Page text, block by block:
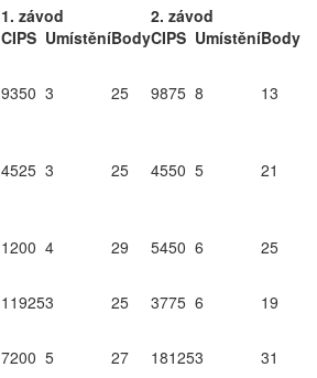
1. závod
2. závod
CIPS UmístěníBodyCIPS UmístěníBody
9350 3 25 9875 8 13
4525 3 25 4550 5 21
1200 4 29 5450 6 25
119253 25 3775 6
19
7200 5 27 181253 31